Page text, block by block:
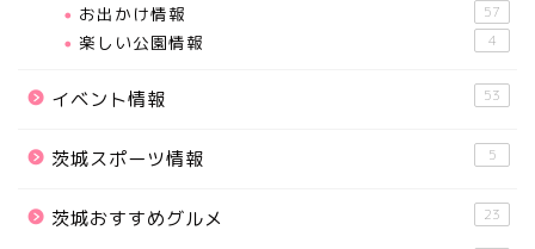
お出かけ情報 57
楽しい公園情報 4
イベント情報 53
茨城スポーツ情報 5
茨城おすすめグルメ 23